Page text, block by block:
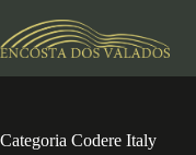
para
o
Categoria Codere Italy